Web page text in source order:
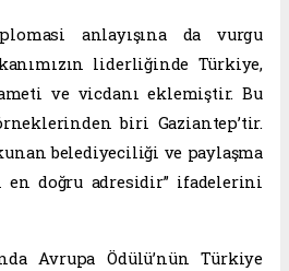
anlayışına da vurgu
liderliğinde Türkiye,
ve vicdanı eklemiştir. Bu
biri Gaziantep’tir.
belediyeciliği ve paylaşma
doğru adresidir” ifadelerini
Avrupa Ödülü’nün Türkiye